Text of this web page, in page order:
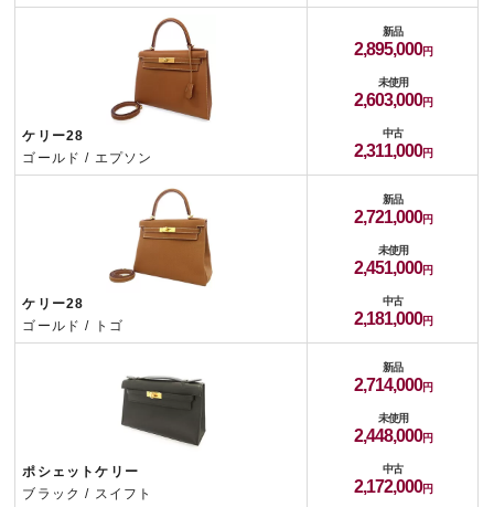
ケリー28
ゴールド / エプソン
新品
2,895,000
未使用
2,603,000
中古
2,311,000
ケリー28
ゴールド / トゴ
新品
2,721,000
未使用
2,451,000
中古
2,181,000
ポシェットケリー
ブラック / スイフト
新品
2,714,000
未使用
2,448,000
中古
2,172,000